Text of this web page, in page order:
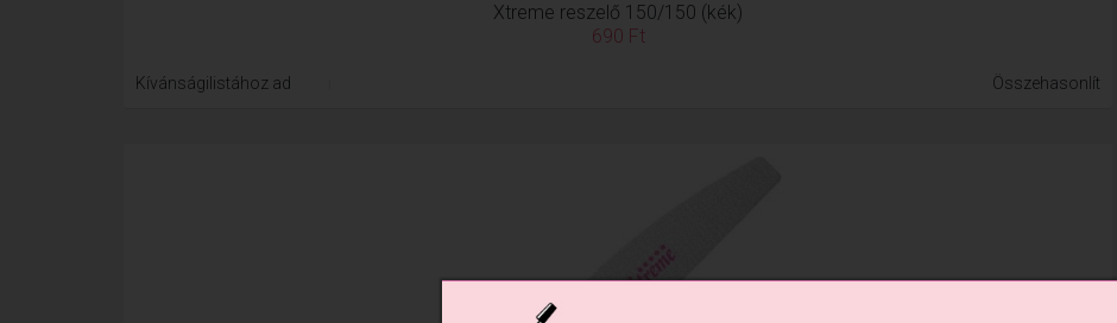
Xtreme reszelő 150/150 (kék)
690 Ft
Összehasonlít
Kívánságilistához ad